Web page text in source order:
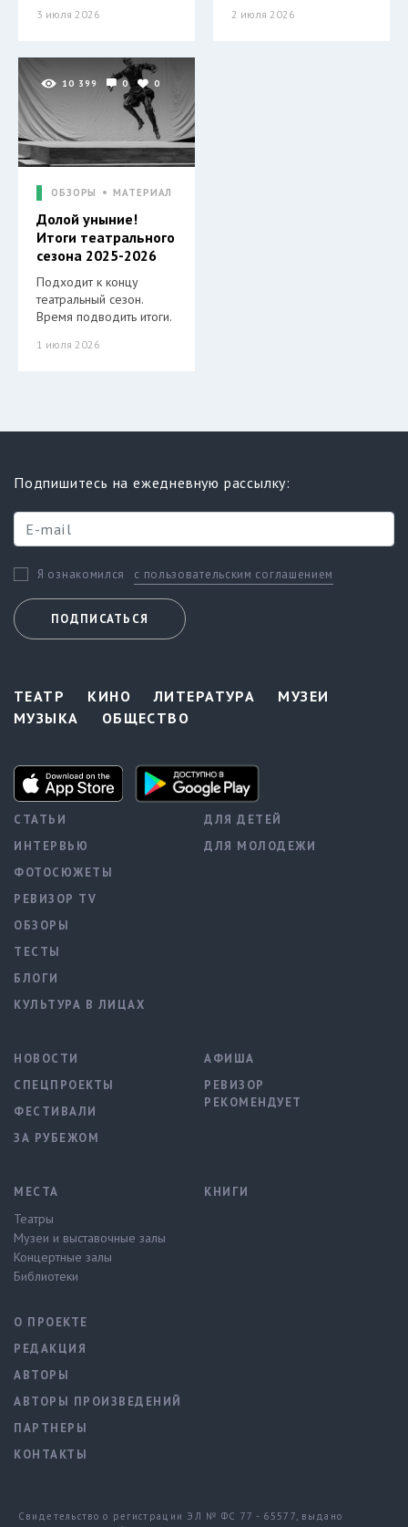
3 июля 2026 2 июля 2026
10 399 0 0
ОБЗОРЫ МАТЕРИАЛ
Долой уныние!
Итоги театрального
сезона 2025-2026
Подходит к концу
театральный сезон.
Время подводить итоги.
1 июля 2026
Подпишитесь на ежедневную рассылку:
Я ознакомился с пользовательским соглашением
ПОДПИСАТЬСЯ
ТЕАТР КИНО ЛИТЕРАТУРА
МУЗЕИ
МУЗЫКА
ОБЩЕСТВО
СТАТЬИ
ИНТЕРВЬЮ
ФОТОСЮЖЕТЫ
РЕВИЗОР TV
ОБЗОРЫ
ТЕСТЫ
БЛОГИ
КУЛЬТУРА В ЛИЦАХ
ДЛЯ ДЕТЕЙ
ДЛЯ МОЛОДЕЖИ
НОВОСТИ
СПЕЦПРОЕКТЫ
ФЕСТИВАЛИ
ЗА РУБЕЖОМ
АФИША
РЕВИЗОР
РЕКОМЕНДУЕТ
МЕСТА
Театры
Музеи и выставочные залы
Концертные залы
Библиотеки
КНИГИ
О ПРОЕКТЕ
РЕДАКЦИЯ
АВТОРЫ
АВТОРЫ ПРОИЗВЕДЕНИЙ
ПАРТНЕРЫ
КОНТАКТЫ
Свидетельство о регистрации ЭЛ № ФС 77 - 65577, выдано